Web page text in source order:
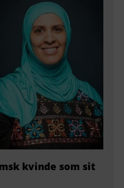
kvinde som sit